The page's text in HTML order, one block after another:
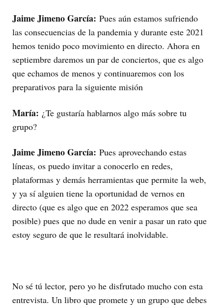
Jaime Jimeno García: Pues aún estamos sufriendo
las consecuencias de la pandemia y durante este 2021
hemos tenido poco movimiento en directo. Ahora en
septiembre daremos un par de conciertos, que es algo
que echamos de menos y continuaremos con los
preparativos para la siguiente misión
María: ¿Te gustaría hablarnos algo más sobre tu
grupo?
Jaime Jimeno García: Pues aprovechando estas
líneas, os puedo invitar a conocerlo en redes,
plataformas y demás herramientas que permite la web,
y ya sí alguien tiene la oportunidad de vernos en
directo (que es algo que en 2022 esperamos que sea
posible) pues que no dude en venir a pasar un rato que
estoy seguro de que le resultará inolvidable.
No sé tú lector, pero yo he disfrutado mucho con esta
entrevista. Un libro que promete y un grupo que debes